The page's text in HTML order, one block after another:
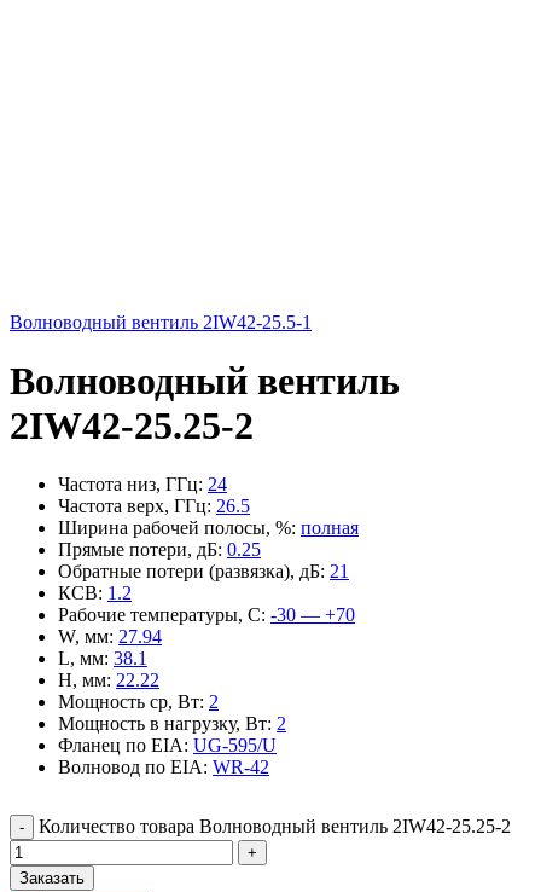
Волноводный вентиль 2IW42-25.5-1
Волноводный вентиль
2IW42-25.25-2
Частота низ, ГГц: 24
Частота верх, ГГц: 26.5
Ширина рабочей полосы, %: полная
Прямые потери, дБ: 0.25
Обратные потери (развязка), дБ: 21
КСВ: 1.2
Рабочие температуры, С: -30 — +70
W, мм: 27.94
L, мм: 38.1
H, мм: 22.22
Мощность ср, Вт: 2
Мощность в нагрузку, Вт: 2
Фланец по EIA: UG-595/U
Волновод по EIA: WR-42
Количество товара Волноводный вентиль 2IW42-25.25-2
Заказать